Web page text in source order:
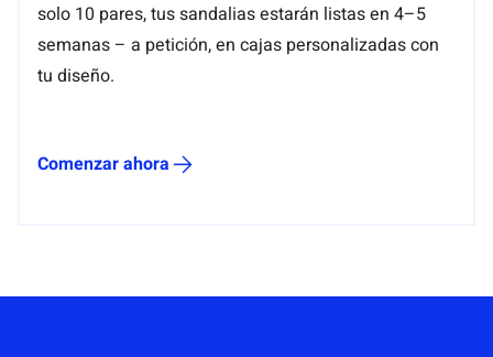
solo 10 pares, tus sandalias estarán listas en 4–5
semanas – a petición, en cajas personalizadas con
tu diseño.
Comenzar ahora